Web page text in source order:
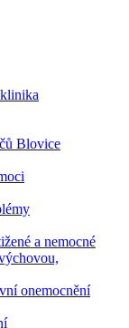
Blovice
a nemocné
onemocnění